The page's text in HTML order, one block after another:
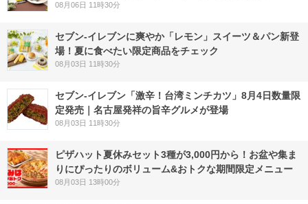
08月06日 11時30分
セブン‐イレブンに爽やか「レモン」スイーツ＆パン新登
場！夏に食べたい限定商品をチェック
08月03日 11時30分
セブン-イレブン「激辛！台湾ミンチカツ」8月4日数量限
定発売｜名古屋発祥の旨辛グルメが登場
08月03日 11時30分
ピザハット夏休みセット3種が3,000円から！お盆や集ま
りにぴったりのボリューム&おトクな期間限定メニュー
08月03日 13時00分